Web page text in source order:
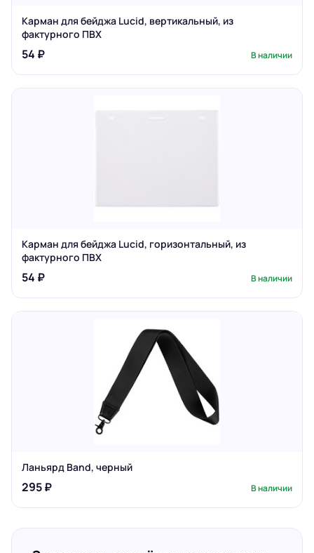
Карман для бейджа Lucid, вертикальный, из
фактурного ПВХ
54 ₽ В наличии
Карман для бейджа Lucid, горизонтальный, из
фактурного ПВХ
54 ₽ В наличии
Ланьярд Band, черный
295 ₽ В наличии